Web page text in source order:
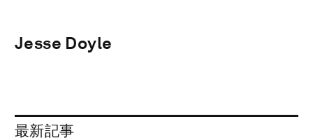
Jesse Doyle
最新記事